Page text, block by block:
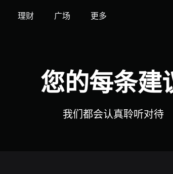
理财 广场 更多
您的每条建
我们都会认真聆听对待